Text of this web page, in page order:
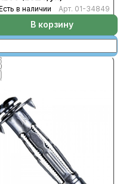
в наличии Арт. 01-34849
В корзину